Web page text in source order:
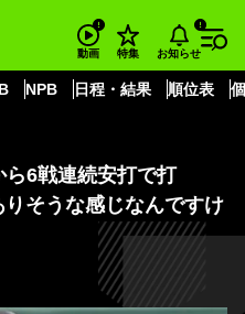
動画 特集 お知らせ
NPB 日程・結果 順位表
キャベッジ
打で打率.440 山本昌氏「穴がありそ
ら6戦連続安打で打
そうな感じなんですけ